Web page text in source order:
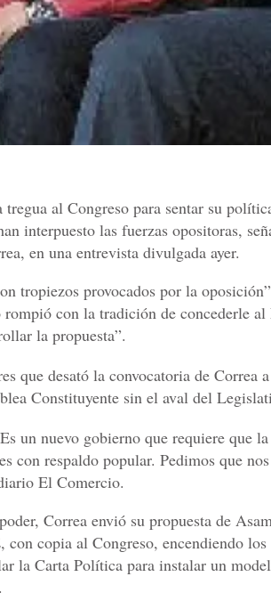
al Congreso para sentar su
interpuesto las fuerzas opositoras,
en una entrevista divulgada ayer.
tropiezos provocados por la
con la tradición de concederle
la propuesta”.
que desató la convocatoria de Correa
Constituyente sin el aval del
un nuevo gobierno que requiere que
con respaldo popular. Pedimos que
El Comercio.
Correa envió su propuesta de
copia al Congreso, encendiendo los
la Carta Política para instalar un